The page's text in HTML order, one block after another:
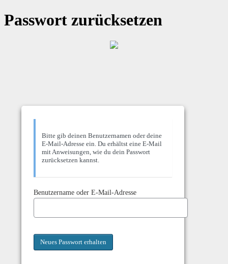
Passwort zurücksetzen
Bitte gib deinen Benutzernamen oder deine
E-Mail-Adresse ein. Du erhältst eine E-Mail
mit Anweisungen, wie du dein Passwort
zurücksetzen kannst.
Benutzername oder E-Mail-Adresse